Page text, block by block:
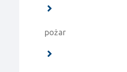
pożar